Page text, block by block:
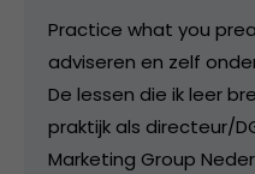
Practice what you
adviseren en zelf
De lessen die ik leer
praktijk als directeur/
Marketing Group